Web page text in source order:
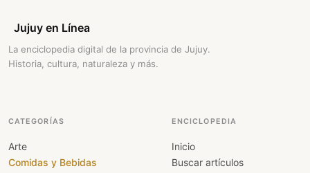
Jujuy en Línea
La enciclopedia digital de la provincia de Jujuy.
Historia, cultura, naturaleza y más.
CATEGORÍAS
Arte
Comidas y Bebidas
ENCICLOPEDIA
Inicio
Buscar artículos